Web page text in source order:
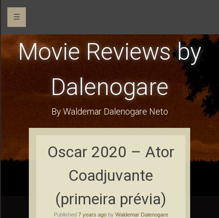
☰
Movie Reviews by
Dalenogare
By Waldemar Dalenogare Neto
Oscar 2020 – Ator
Coadjuvante
(primeira prévia)
Published 7 years agoby Waldemar Dalenogare